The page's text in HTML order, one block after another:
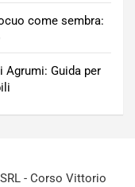
come sembra:
Guida per
- Corso Vittorio